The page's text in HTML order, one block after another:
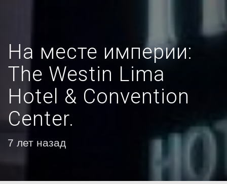
На месте империи:
The Westin Lima
Hotel & Convention
Center.
7 лет назад